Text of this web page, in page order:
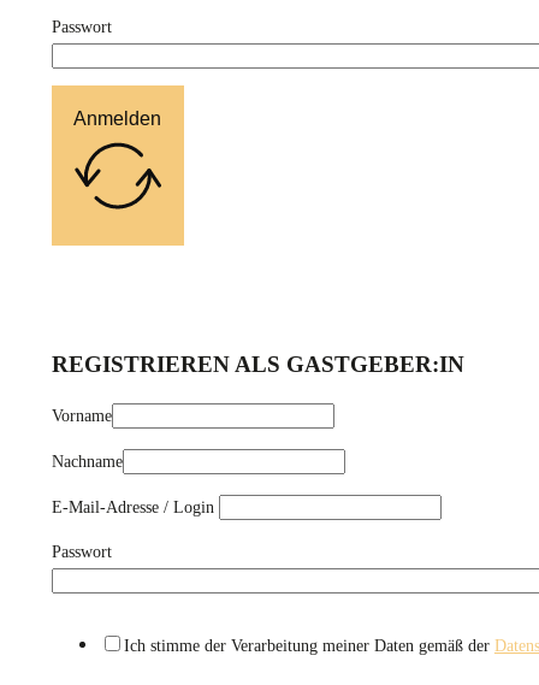
Passwort
Anmelden
REGISTRIEREN ALS GASTGEBER:IN
Vorname
Nachname
E-Mail-Adresse / Login
Passwort
Ich stimme der Verarbeitung meiner Daten gemäß der